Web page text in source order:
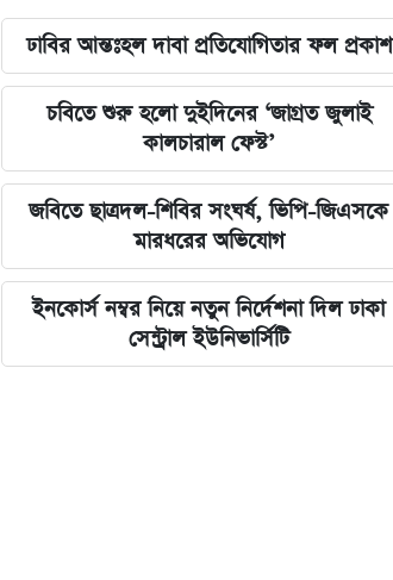
ঢাবির আন্তঃহল দাবা প্রতিযোগিতার ফল প্রকাশ
চবিতে শুরু হলো দুইদিনের ‘জাগ্রত জুলাই
কালচারাল ফেস্ট’
জবিতে ছাত্রদল-শিবির সংঘর্ষ, ভিপি-জিএসকে
মারধরের অভিযোগ
ইনকোর্স নম্বর নিয়ে নতুন নির্দেশনা দিল ঢাকা
সেন্ট্রাল ইউনিভার্সিটি